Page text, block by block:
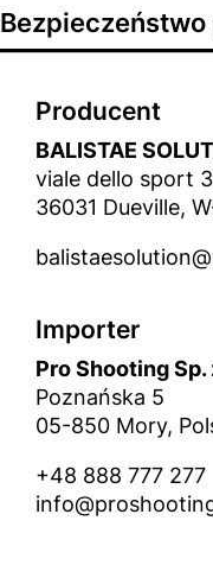
Producent
BALISTAE
viale dello sport
36031 Dueville,
Importer
Pro Shooting Sp.
Poznańska 5
05-850 Mory,
+48 888 777 277